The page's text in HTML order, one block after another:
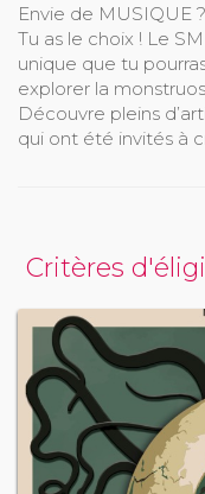
Envie de MUSIQUE
Tu as le choix ! Le
unique que tu
explorer la
Découvre pleins
qui ont été invités à
Critères